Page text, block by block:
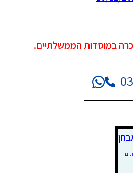
במוסדות הממשלתיים.